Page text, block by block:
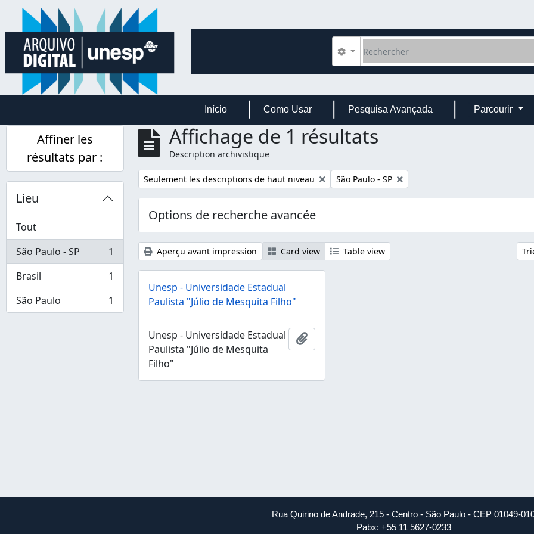
Skip to main content
Rechercher
Search options
Início Como Usar Pesquisa Avançada Parcourir
Affiner les
résultats par :
Lieu
Tout
São Paulo - SP
, 1 résultats
1
Brasil
, 1 résultats
1
São Paulo
, 1 résultats 1
Affichage de 1 résultats
Description archivistique
Remove filter:
Seulement les descriptions de haut niveau Remove filter:
São Paulo - SP
Options de recherche avancée
Aperçu avant impression Card view Table view
Unesp - Universidade Estadual
Paulista "Júlio de Mesquita Filho"
Unesp - Universidade Estadual
Paulista "Júlio de Mesquita
Filho"
Ajouter au presse-papier
Rua Quirino de Andrade, 215 - Centro - São Paulo - CEP 01049-
Pabx: +55 11 5627-0233